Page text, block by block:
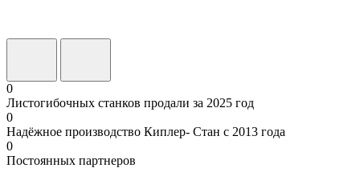
0
Листогибочных станков продали за 2025 год
0
Надёжное производство Киплер- Стан с 2013 года
0
Постоянных партнеров